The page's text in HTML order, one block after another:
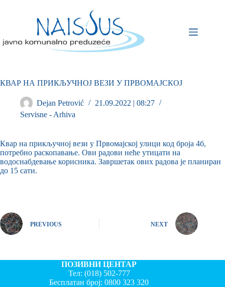
КВАР НА ПРИКЉУЧНОЈ ВЕЗИ У ПРВОМАЈСКОЈ
Dejan Petrović
21.09.2022 | 08:27
Servisne - Arhiva
Квар на прикључној вези у Првомајској улици код броја 4б,
потребно раскопавање. Ови радови неће утицати на
водоснабдевање корисника. Завршетак ових радова је планиран
до 15 сати.
PREVIOUS NEXT
ПОЗИВНИ ЦЕНТАР
Тел: (018) 502-777
Бесплатан број:0800 323 320